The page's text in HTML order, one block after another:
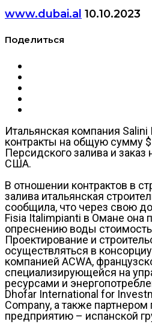
www.dubai.al 10.10.2023
Поделиться
Итальянская компания
контракты на общую сумму
Персидского залива и
США.
В отношении контрактов в
залива итальянская
сообщила, что через свою
Fisia Italimpianti в Омане она
опреснению воды
Проектирование и
осуществляться в
компанией ACWA,
специализирующейся на
ресурсами и
Dhofar International for
Company, а также
предприятию – испанской